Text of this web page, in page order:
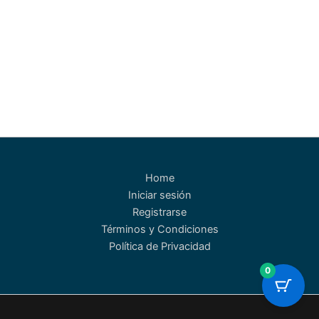
Home
Iniciar sesión
Registrarse
Términos y Condiciones
Política de Privacidad
0